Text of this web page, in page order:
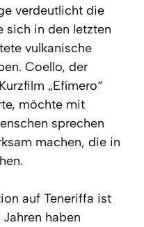
verdeutlicht die
sich in den letzten
vulkanische
Coello, der
„Efímero“
möchte mit
sprechen
machen, die in
auf Teneriffa ist
haben